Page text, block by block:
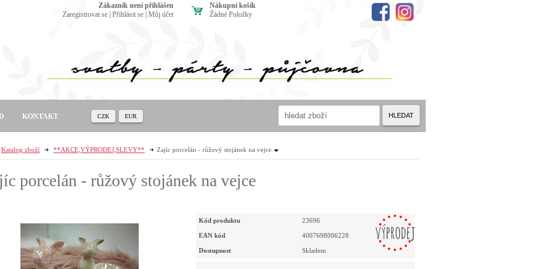
Katalog zboží **AKCE,VÝPRODEJ,SLEVY** Zajíc porcelán - růžový stojánek na vejce
porcelán - růžový stojánek na vejce
Kód produktu 23696
EAN kód 4007698006228
Dostupnost Skladem
Nákupní košík
Žádné Položky
zákazník není přihlášen
Zaregistrovat se Přihlásit se Můj účet
KONTAKT CZK EUR HLEDAT